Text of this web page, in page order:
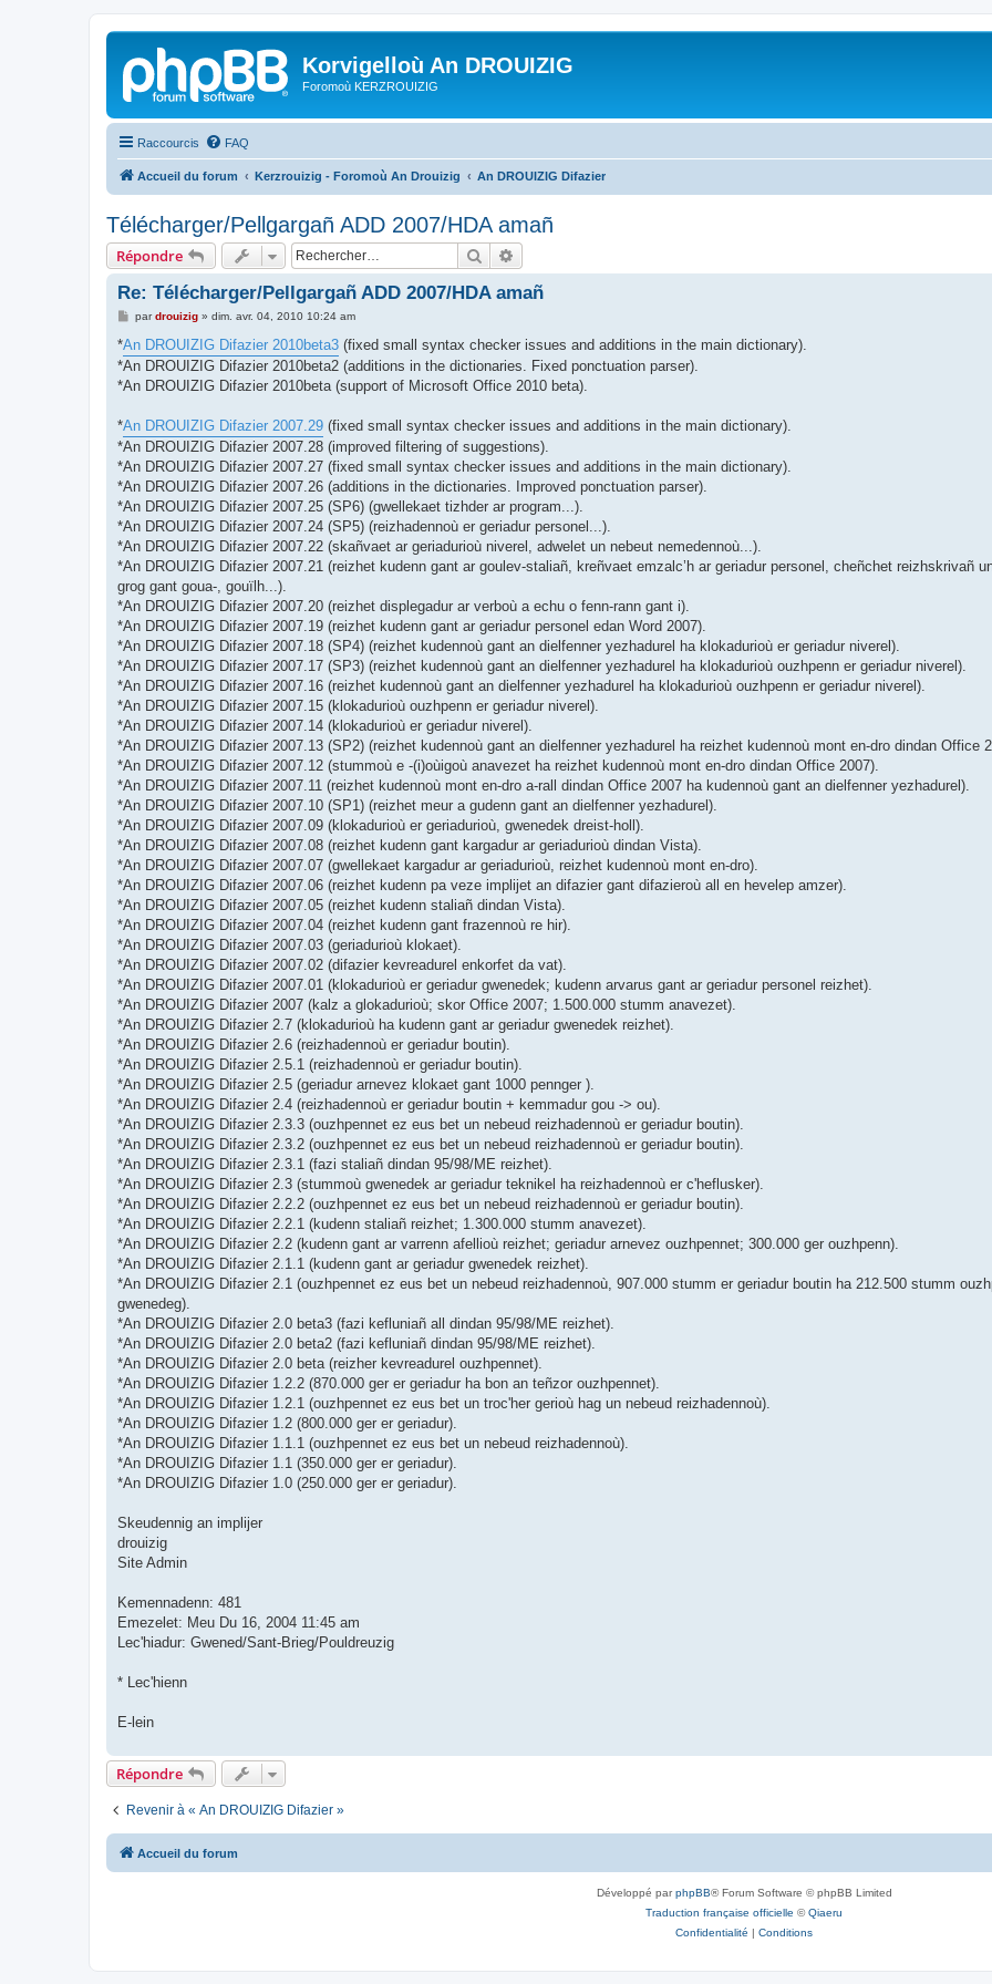
Korvigelloù An DROUIZIG
Foromoù KERZROUIZIG
Raccourcis FAQ
Accueil du forum Kerzrouizig - Foromoù An Drouizig An DROUIZIG Difazier
Télécharger/Pellgargañ ADD 2007/HDA amañ
Répondre Rechercher
Re: Télécharger/Pellgargañ ADD 2007/HDA amañ
M
s
s
a
g
e
pardrouizig» dim. avr. 04, 2010 10:24 am
*An DROUIZIG Difazier 2010beta3 (fixed small syntax checker issues and additions in the main dictionary).
*An DROUIZIG Difazier 2010beta2 (additions in the dictionaries. Fixed ponctuation parser).
*An DROUIZIG Difazier 2010beta (support of Microsoft Office 2010 beta).
*An DROUIZIG Difazier 2007.29 (fixed small syntax checker issues and additions in the main dictionary).
*An DROUIZIG Difazier 2007.28 (improved filtering of suggestions).
*An DROUIZIG Difazier 2007.27 (fixed small syntax checker issues and additions in the main dictionary).
*An DROUIZIG Difazier 2007.26 (additions in the dictionaries. Improved ponctuation parser).
*An DROUIZIG Difazier 2007.25 (SP6) (gwellekaet tizhder ar program...).
*An DROUIZIG Difazier 2007.24 (SP5) (reizhadennoù er geriadur personel...).
*An DROUIZIG Difazier 2007.22 (skañvaet ar geriadurioù niverel, adwelet un nebeut nemedennoù...).
*An DROUIZIG Difazier 2007.21 (reizhet kudenn gant ar goulev-staliañ, kreñvaet emzalc’h ar geriadur personel, cheñchet reizhskrivañ
grog gant goua-, gouïlh...).
*An DROUIZIG Difazier 2007.20 (reizhet displegadur ar verboù a echu o fenn-rann gant i).
*An DROUIZIG Difazier 2007.19 (reizhet kudenn gant ar geriadur personel edan Word 2007).
*An DROUIZIG Difazier 2007.18 (SP4) (reizhet kudennoù gant an dielfenner yezhadurel ha klokadurioù er geriadur niverel).
*An DROUIZIG Difazier 2007.17 (SP3) (reizhet kudennoù gant an dielfenner yezhadurel ha klokadurioù ouzhpenn er geriadur niverel).
*An DROUIZIG Difazier 2007.16 (reizhet kudennoù gant an dielfenner yezhadurel ha klokadurioù ouzhpenn er geriadur niverel).
*An DROUIZIG Difazier 2007.15 (klokadurioù ouzhpenn er geriadur niverel).
*An DROUIZIG Difazier 2007.14 (klokadurioù er geriadur niverel).
*An DROUIZIG Difazier 2007.13 (SP2) (reizhet kudennoù gant an dielfenner yezhadurel ha reizhet kudennoù mont en-dro dindan Office
*An DROUIZIG Difazier 2007.12 (stummoù e -(i)oùigoù anavezet ha reizhet kudennoù mont en-dro dindan Office 2007).
*An DROUIZIG Difazier 2007.11 (reizhet kudennoù mont en-dro a-rall dindan Office 2007 ha kudennoù gant an dielfenner yezhadurel).
*An DROUIZIG Difazier 2007.10 (SP1) (reizhet meur a gudenn gant an dielfenner yezhadurel).
*An DROUIZIG Difazier 2007.09 (klokadurioù er geriadurioù, gwenedek dreist-holl).
*An DROUIZIG Difazier 2007.08 (reizhet kudenn gant kargadur ar geriadurioù dindan Vista).
*An DROUIZIG Difazier 2007.07 (gwellekaet kargadur ar geriadurioù, reizhet kudennoù mont en-dro).
*An DROUIZIG Difazier 2007.06 (reizhet kudenn pa veze implijet an difazier gant difazieroù all en hevelep amzer).
*An DROUIZIG Difazier 2007.05 (reizhet kudenn staliañ dindan Vista).
*An DROUIZIG Difazier 2007.04 (reizhet kudenn gant frazennoù re hir).
*An DROUIZIG Difazier 2007.03 (geriadurioù klokaet).
*An DROUIZIG Difazier 2007.02 (difazier kevreadurel enkorfet da vat).
*An DROUIZIG Difazier 2007.01 (klokadurioù er geriadur gwenedek; kudenn arvarus gant ar geriadur personel reizhet).
*An DROUIZIG Difazier 2007 (kalz a glokadurioù; skor Office 2007; 1.500.000 stumm anavezet).
*An DROUIZIG Difazier 2.7 (klokadurioù ha kudenn gant ar geriadur gwenedek reizhet).
*An DROUIZIG Difazier 2.6 (reizhadennoù er geriadur boutin).
*An DROUIZIG Difazier 2.5.1 (reizhadennoù er geriadur boutin).
*An DROUIZIG Difazier 2.5 (geriadur arnevez klokaet gant 1000 pennger ).
*An DROUIZIG Difazier 2.4 (reizhadennoù er geriadur boutin + kemmadur gou -> ou).
*An DROUIZIG Difazier 2.3.3 (ouzhpennet ez eus bet un nebeud reizhadennoù er geriadur boutin).
*An DROUIZIG Difazier 2.3.2 (ouzhpennet ez eus bet un nebeud reizhadennoù er geriadur boutin).
*An DROUIZIG Difazier 2.3.1 (fazi staliañ dindan 95/98/ME reizhet).
*An DROUIZIG Difazier 2.3 (stummoù gwenedek ar geriadur teknikel ha reizhadennoù er c'heflusker).
*An DROUIZIG Difazier 2.2.2 (ouzhpennet ez eus bet un nebeud reizhadennoù er geriadur boutin).
*An DROUIZIG Difazier 2.2.1 (kudenn staliañ reizhet; 1.300.000 stumm anavezet).
*An DROUIZIG Difazier 2.2 (kudenn gant ar varrenn afellioù reizhet; geriadur arnevez ouzhpennet; 300.000 ger ouzhpenn).
*An DROUIZIG Difazier 2.1.1 (kudenn gant ar geriadur gwenedek reizhet).
*An DROUIZIG Difazier 2.1 (ouzhpennet ez eus bet un nebeud reizhadennoù, 907.000 stumm er geriadur boutin ha 212.500 stumm
gwenedeg).
*An DROUIZIG Difazier 2.0 beta3 (fazi kefluniañ all dindan 95/98/ME reizhet).
*An DROUIZIG Difazier 2.0 beta2 (fazi kefluniañ dindan 95/98/ME reizhet).
*An DROUIZIG Difazier 2.0 beta (reizher kevreadurel ouzhpennet).
*An DROUIZIG Difazier 1.2.2 (870.000 ger er geriadur ha bon an teñzor ouzhpennet).
*An DROUIZIG Difazier 1.2.1 (ouzhpennet ez eus bet un troc'her gerioù hag un nebeud reizhadennoù).
*An DROUIZIG Difazier 1.2 (800.000 ger er geriadur).
*An DROUIZIG Difazier 1.1.1 (ouzhpennet ez eus bet un nebeud reizhadennoù).
*An DROUIZIG Difazier 1.1 (350.000 ger er geriadur).
*An DROUIZIG Difazier 1.0 (250.000 ger er geriadur).
Skeudennig an implijer
drouizig
Site Admin
Kemennadenn: 481
Emezelet: Meu Du 16, 2004 11:45 am
Lec'hiadur: Gwened/Sant-Brieg/Pouldreuzig
* Lec'hienn
E-lein
Répondre
Revenir à « An DROUIZIG Difazier »
Accueil du forum
Développé parphpBB® Forum Software © phpBB Limited
Traduction française officielle ©Qiaeru
Confidentialité | Conditions